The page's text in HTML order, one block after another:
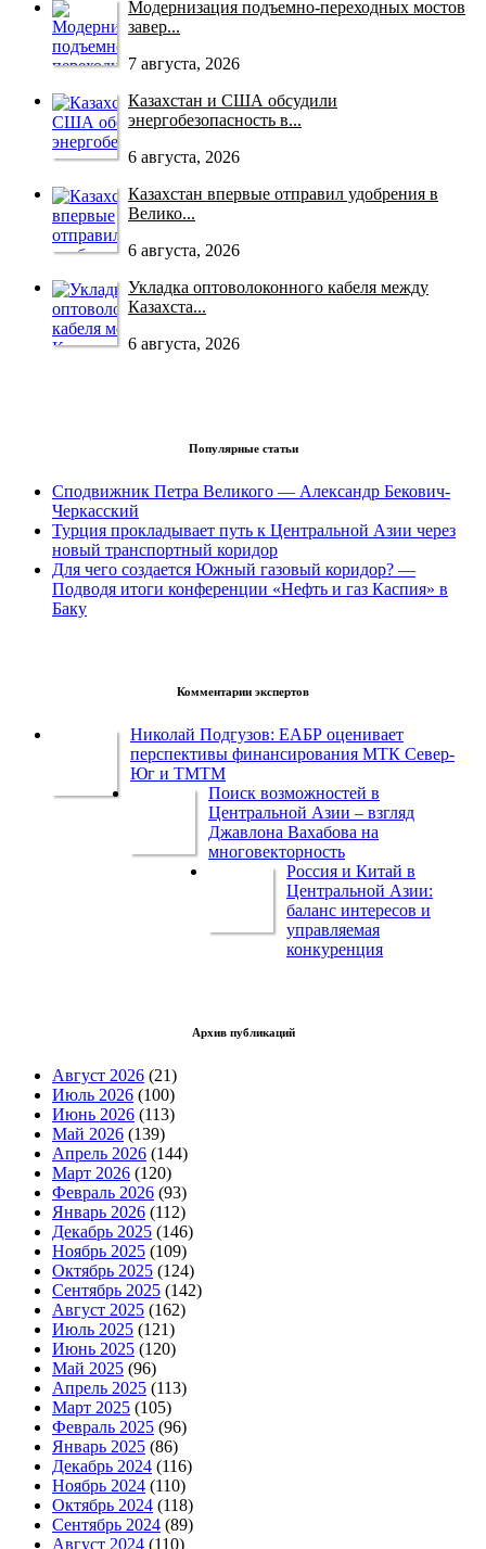
Модернизация подъемно-переходных мостов
завер...
7 августа, 2026
Казахстан и США обсудили
энергобезопасность в...
6 августа, 2026
Казахстан впервые отправил удобрения в
Велико...
6 августа, 2026
Укладка оптоволоконного кабеля между
Казахста...
6 августа, 2026
Популярные статьи
Сподвижник Петра Великого — Александр Бекович-
Черкасский
Турция прокладывает путь к Центральной Азии через
новый транспортный коридор
Для чего создается Южный газовый коридор? —
Подводя итоги конференции «Нефть и газ Каспия» в
Баку
Комментарии экспертов
Николай Подгузов: ЕАБР оценивает
перспективы финансирования МТК Север-
Юг и ТМТМ
Поиск возможностей в
Центральной Азии – взгляд
Джавлона Вахабова на
многовекторность
Россия и Китай в
Центральной Азии:
баланс интересов и
управляемая
конкуренция
Архив публикаций
Август 2026 (21)
Июль 2026 (100)
Июнь 2026 (113)
Май 2026 (139)
Апрель 2026 (144)
Март 2026 (120)
Февраль 2026 (93)
Январь 2026 (112)
Декабрь 2025 (146)
Ноябрь 2025 (109)
Октябрь 2025 (124)
Сентябрь 2025 (142)
Август 2025 (162)
Июль 2025 (121)
Июнь 2025 (120)
Май 2025 (96)
Апрель 2025 (113)
Март 2025 (105)
Февраль 2025 (96)
Январь 2025 (86)
Декабрь 2024 (116)
Ноябрь 2024 (110)
Октябрь 2024 (118)
Сентябрь 2024 (89)
Август 2024 (110)